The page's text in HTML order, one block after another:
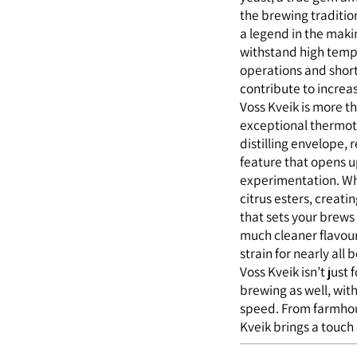
yeast, a true
the brewing
a legend in the
withstand high
operations and
contribute to
Voss Kveik is
exceptional
distilling
feature that
experimentation.
citrus esters,
that sets your
much cleaner
strain for nearly
Voss Kveik isn’t
brewing as well,
speed. From